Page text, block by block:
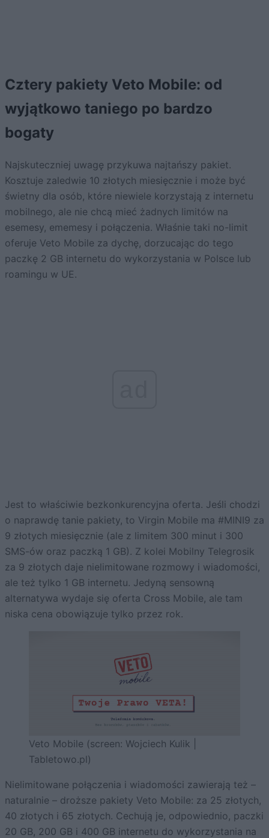
Cztery pakiety Veto Mobile: od
wyjątkowo taniego po bardzo
bogaty
Najskuteczniej uwagę przykuwa najtańszy pakiet.
Kosztuje zaledwie 10 złotych miesięcznie i może być
świetny dla osób, które niewiele korzystają z internetu
mobilnego, ale nie chcą mieć żadnych limitów na
esemesy, ememesy i połączenia. Właśnie taki no-limit
oferuje Veto Mobile za dychę, dorzucając do tego
paczkę 2 GB internetu do wykorzystania w Polsce lub
roamingu w UE.
Jest to właściwie bezkonkurencyjna oferta. Jeśli chodzi
o naprawdę tanie pakiety, to Virgin Mobile ma #MINI9 za
9 złotych miesięcznie (ale z limitem 300 minut i 300
SMS-ów oraz paczką 1 GB). Z kolei Mobilny Telegrosik
za 9 złotych daje nielimitowane rozmowy i wiadomości,
ale też tylko 1 GB internetu. Jedyną sensowną
alternatywa wydaje się oferta Cross Mobile, ale tam
niska cena obowiązuje tylko przez rok.
Veto Mobile (screen: Wojciech Kulik |
Tabletowo.pl)
Nielimitowane połączenia i wiadomości zawierają też –
naturalnie – droższe pakiety Veto Mobile: za 25 złotych,
40 złotych i 65 złotych. Cechują je, odpowiednio, paczki
20 GB, 200 GB i 400 GB internetu do wykorzystania na